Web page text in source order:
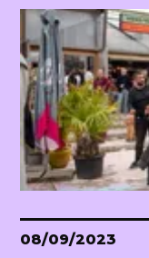
08/09/2023